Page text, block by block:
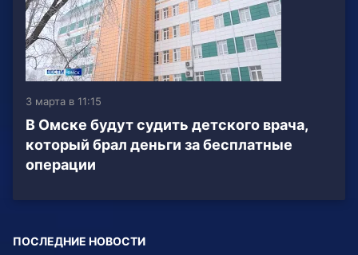
3 марта в 11:15
В Омске будут судить детского врача,
который брал деньги за бесплатные
операции
ПОСЛЕДНИЕ НОВОСТИ